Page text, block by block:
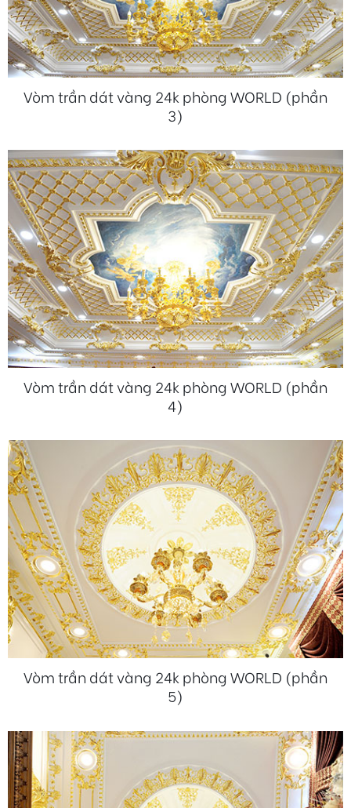
Vòm trần dát vàng 24k phòng WORLD (phần
3)
Vòm trần dát vàng 24k phòng WORLD (phần
4)
Vòm trần dát vàng 24k phòng WORLD (phần
5)